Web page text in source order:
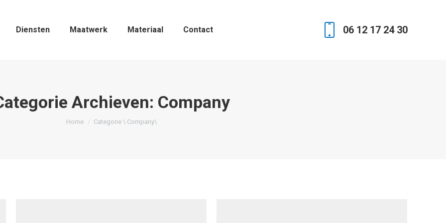
Diensten Maatwerk Materiaal Contact 06 12 17 24 30
Archieven: Company
Je bent hier:
Home Categorie \ Company\